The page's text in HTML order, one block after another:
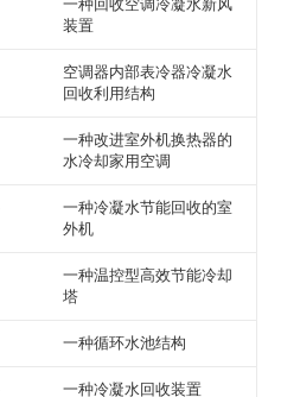
一种回收空调冷凝水新风
装置
空调器内部表冷器冷凝水
回收利用结构
一种改进室外机换热器的
水冷却家用空调
一种冷凝水节能回收的室
外机
一种温控型高效节能冷却
塔
一种循环水池结构
一种冷凝水回收装置